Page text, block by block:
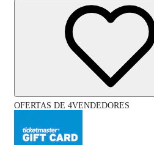
OFERTAS DE 4VENDEDORES